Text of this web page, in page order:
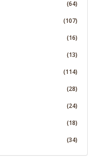
(64)
(107)
(16)
(13)
(114)
(28)
(24)
(18)
(34)